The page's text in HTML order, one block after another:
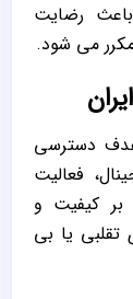
رضایت
می ‌شود.
دسترسی
فعالیت
بر کیفیت و
یا بی